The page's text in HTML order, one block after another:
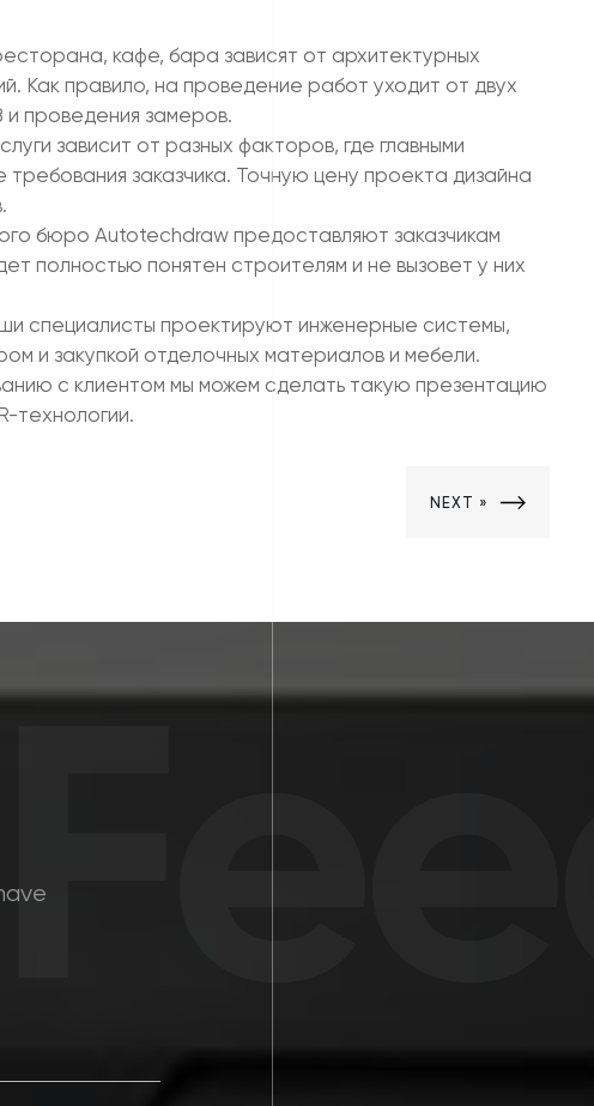
кафе, бара зависят от архитектурных
Как правило, на проведение работ уходит от двух
и проведения замеров.
зависит от разных факторов, где главными
заказчика. Точную цену проекта дизайна
бюро Autotechdraw предоставляют заказчикам
полностью понятен строителям и не вызовет у них
специалисты проектируют инженерные системы,
и закупкой отделочных материалов и мебели.
с клиентом мы можем сделать такую презентацию
технологии.
NEXT »